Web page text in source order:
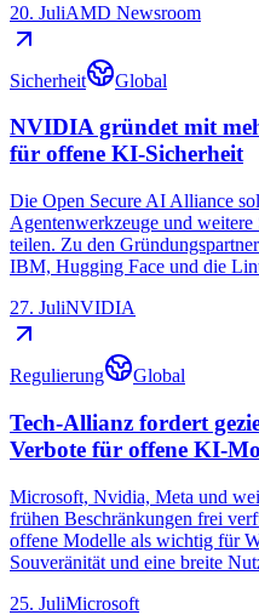
20. JuliAMD Newsroom
Sicherheit Global
NVIDIA gründet mit
für offene KI-Sicherheit
Die Open Secure AI Alliance
Agentenwerkzeuge und
teilen. Zu den
IBM, Hugging Face und die
27. JuliNVIDIA
Regulierung Global
Tech-Allianz fordert
Verbote für offene KI-
Microsoft, Nvidia, Meta und
frühen Beschränkungen frei
offene Modelle als wichtig für
Souveränität und eine breite
25. JuliMicrosoft